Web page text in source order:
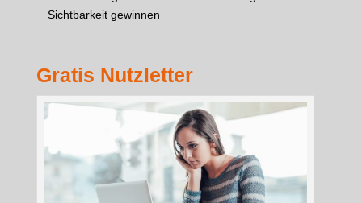
Sichtbarkeit gewinnen
Gratis Nutzletter